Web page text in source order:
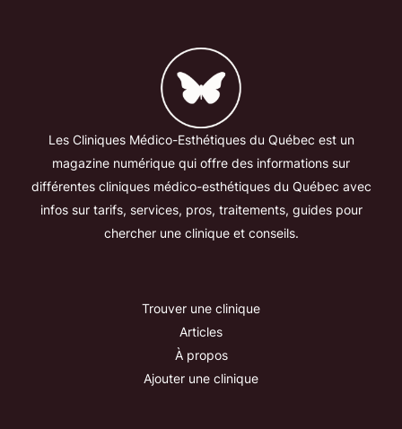
LesCliniquesMédico-Esthétiquesdu Québec estun
magazine numérique qui offre des informations sur
différentescliniquesmédico-esthétiquesdu Québec avec
infos sur tarifs, services, pros, traitements, guides pour
chercher une clinique et conseils.
Trouver une clinique
Articles
À propos
Ajouter une clinique